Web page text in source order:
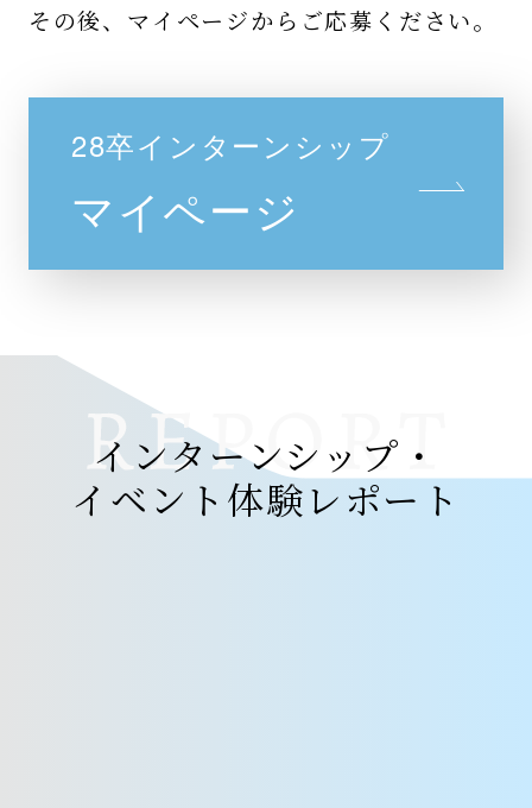
その後、マイページからご応募ください。
28卒インターンシップ
マイページ
インターンシップ・
イベント体験レポート